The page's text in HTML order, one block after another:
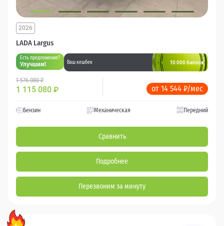
LADA Largus
2026
Есть предложение?
Улучшим! Ваш кешбек 10 000 баллов
1 576 080 ₽
1 115 080 ₽ от 14 544 ₽/мес
Бензин Механическая Передний
Сравнить
Подробнее
Перезвоним за минуту